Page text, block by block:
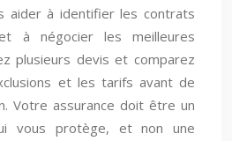
aider à identifier les contrats
à négocier les meilleures
plusieurs devis et comparez
et les tarifs avant de
Votre assurance doit être un
vous protège, et non une